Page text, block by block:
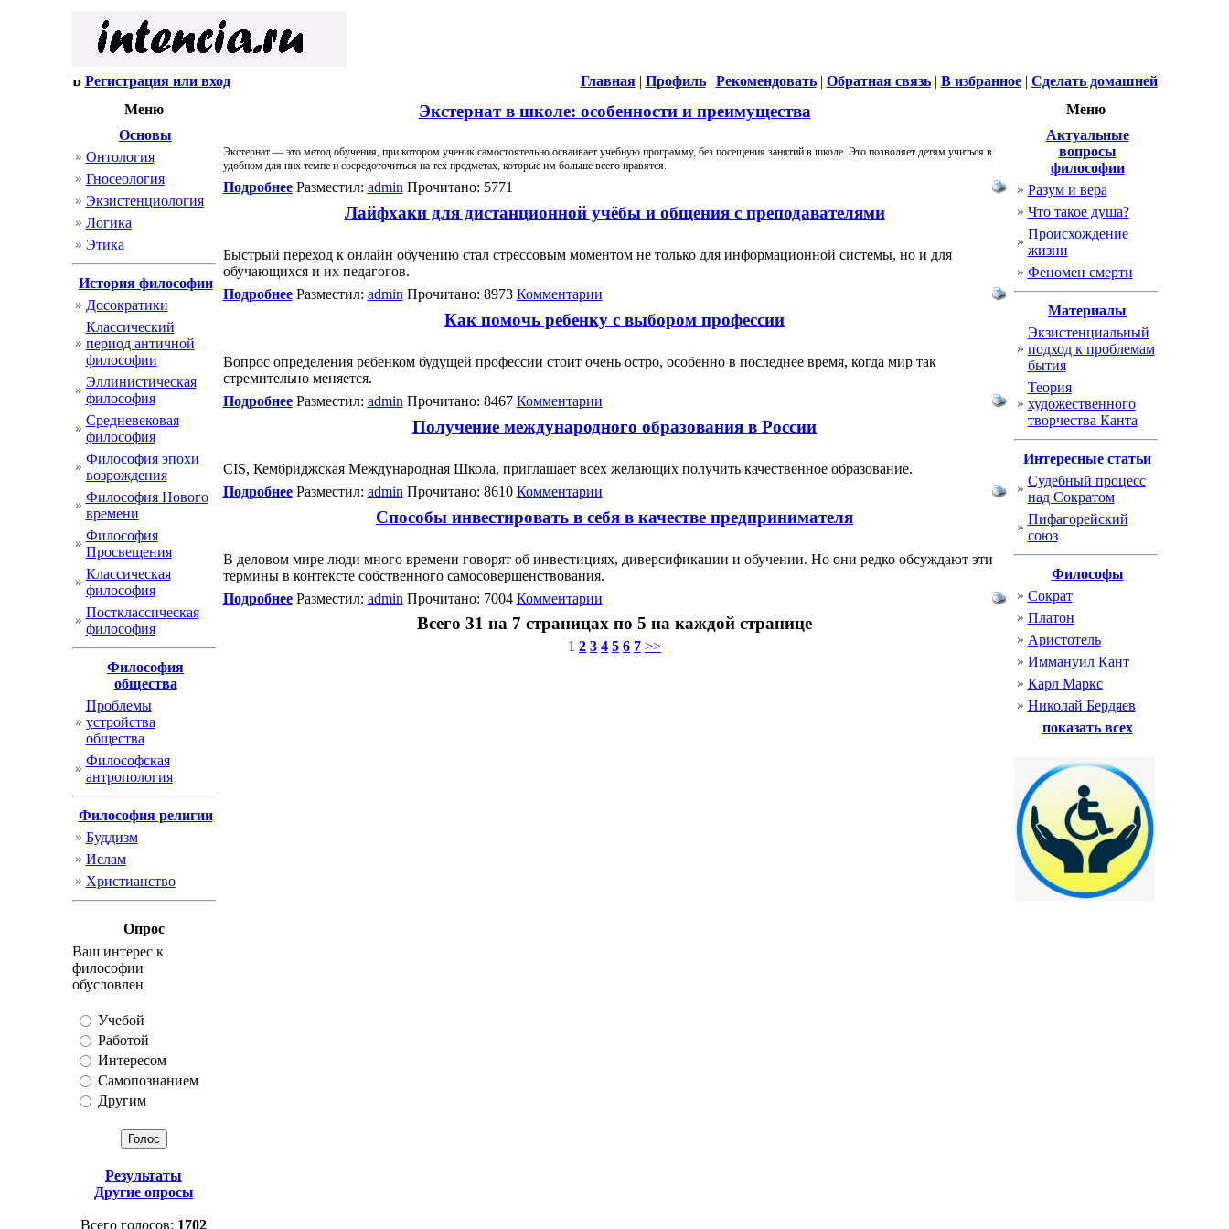
Регистрация или вход Главная| Профиль| Рекомендовать| Обратная связь| В избранное| Сделать домашней
Меню
Основы
Онтология
Гносеология
Экзистенциология
Логика
Этика
История философии
Досократики
Классический
период античной
философии
Эллинистическая
философия
Cредневековая
философия
Философия эпохи
возрождения
Философия Нового
времени
Философия
Просвещения
Классическая
философия
Постклассическая
философия
Философия
общества
Проблемы
устройства
общества
Философская
антропология
Философия религии
Буддизм
Ислам
Христианство
Опрос
Ваш интерес к
философии
обусловлен
Учебой
Работой
Интересом
Самопознанием
Другим
Результаты
Другие опросы
Всего голосов: 1702
Экстернат в школе: особенности и преимущества
Экстернат — это метод обучения, при котором ученик самостоятельно осваивает учебную программу, без посещения занятий в школе. Это позволяет детям учиться в
удобном для них темпе и сосредоточиться на тех предметах, которые им больше всего нравятся.
ПодробнееРазместил: admin Прочитано: 5771
Лайфхаки для дистанционной учёбы и общения с преподавателями
Быстрый переход к онлайн обучению стал стрессовым моментом не только для информационной системы, но и для
обучающихся и их педагогов.
ПодробнееРазместил: admin Прочитано: 8973 Комментарии
Как помочь ребенку с выбором профессии
Вопрос определения ребенком будущей профессии стоит очень остро, особенно в последнее время, когда мир так
стремительно меняется.
ПодробнееРазместил: admin Прочитано: 8467 Комментарии
Получение международного образования в России
CIS, Кембриджская Международная Школа, приглашает всех желающих получить качественное образование.
ПодробнееРазместил: admin Прочитано: 8610 Комментарии
Способы инвестировать в себя в качестве предпринимателя
В деловом мире люди много времени говорят об инвестициях, диверсификации и обучении. Но они редко обсуждают эти
термины в контексте собственного самосовершенствования.
ПодробнееРазместил: admin Прочитано: 7004 Комментарии
Всего 31 на 7 страницах по 5 на каждой странице
1 2 3 4 5 6 7 >>
Меню
Актуальные
вопросы
философии
Разум и вера
Что такое душа?
Происхождение
жизни
Феномен смерти
Материалы
Экзистенциальный
подход к проблемам
бытия
Теория
художественного
творчества Канта
Интересные статьи
Судебный процесс
над Сократом
Пифагорейский
союз
Философы
Сократ
Платон
Аристотель
Иммануил Кант
Карл Маркс
Николай Бердяев
показать всех